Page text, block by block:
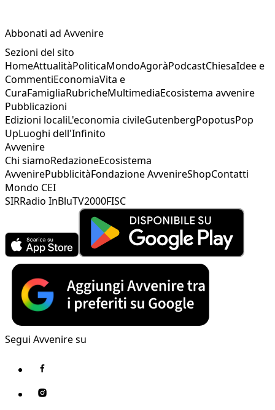
Abbonati ad Avvenire
Sezioni del sito
HomeAttualitàPoliticaMondoAgoràPodcastChiesaIdee e
CommentiEconomiaVita e
CuraFamigliaRubricheMultimediaEcosistema avvenire
Pubblicazioni
Edizioni localiL'economia civileGutenbergPopotusPop
UpLuoghi dell'Infinito
Avvenire
Chi siamoRedazioneEcosistema
AvvenirePubblicitàFondazione AvvenireShopContatti
Mondo CEI
SIRRadio InBluTV2000FISC
Segui Avvenire su